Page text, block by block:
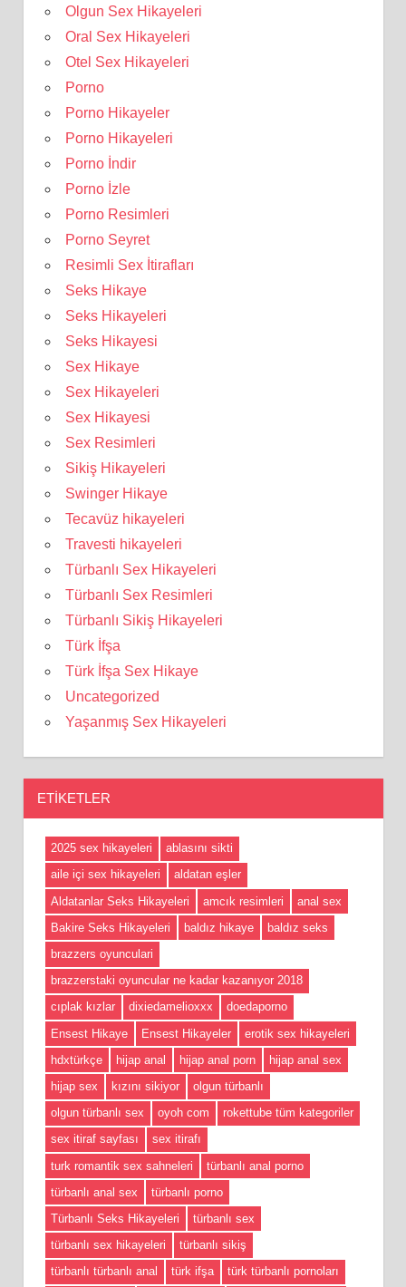
Olgun Sex Hikayeleri
Oral Sex Hikayeleri
Otel Sex Hikayeleri
Porno
Porno Hikayeler
Porno Hikayeleri
Porno İndir
Porno İzle
Porno Resimleri
Porno Seyret
Resimli Sex İtirafları
Seks Hikaye
Seks Hikayeleri
Seks Hikayesi
Sex Hikaye
Sex Hikayeleri
Sex Hikayesi
Sex Resimleri
Sikiş Hikayeleri
Swinger Hikaye
Tecavüz hikayeleri
Travesti hikayeleri
Türbanlı Sex Hikayeleri
Türbanlı Sex Resimleri
Türbanlı Sikiş Hikayeleri
Türk İfşa
Türk İfşa Sex Hikaye
Uncategorized
Yaşanmış Sex Hikayeleri
ETIKETLER
2025 sex hikayeleri
ablasını sikti
aile içi sex hikayeleri
aldatan eşler
Aldatanlar Seks Hikayeleri
amcık resimleri
anal sex
Bakire Seks Hikayeleri
baldız hikaye
baldız seks
brazzers oyunculari
brazzerstaki oyuncular ne kadar kazanıyor 2018
cıplak kızlar
dixiedamelioxxx
doedaporno
Ensest Hikaye
Ensest Hikayeler
erotik sex hikayeleri
hdxtürkçe
hijap anal hijap anal porn
hijap anal sex
hijap sex
kızını sikiyor
olgun türbanlı
olgun türbanlı sex
oyoh com
rokettube tüm kategoriler
sex itiraf sayfası
sex itirafı
turk romantik sex sahneleri
türbanlı anal porno
türbanlı anal sex
türbanlı porno
Türbanlı Seks Hikayeleri
türbanlı sex
türbanlı sex hikayeleri
türbanlı sikiş
türbanlı türbanlı anal
türk ifşa türk türbanlı pornoları